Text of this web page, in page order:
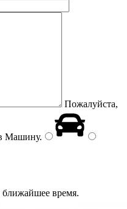
Пожалуйста,
Машину.
время.